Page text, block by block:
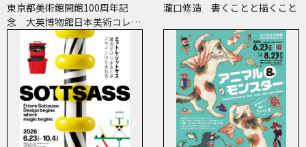
東京都美術館開館100周年記
念 大英博物館日本美術コレク
ション 百花繚乱～海を越えた
江戸絵画
瀧口修造 書くことと描くこと